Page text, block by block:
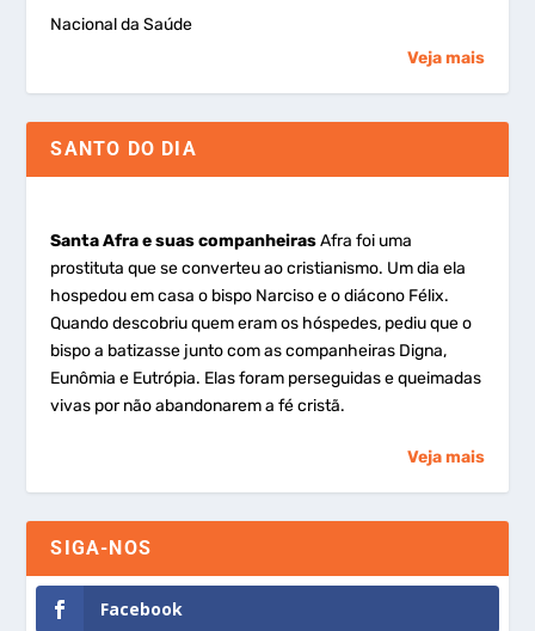
Nacional da Saúde
Veja mais
SANTO DO DIA
Santa Afra e suas companheirasAfra foi uma
prostituta que se converteu ao cristianismo. Um dia ela
hospedou em casa o bispo Narciso e o diácono Félix.
Quando descobriu quem eram os hóspedes, pediu que o
bispo a batizasse junto com as companheiras Digna,
Eunômia e Eutrópia. Elas foram perseguidas e queimadas
vivas por não abandonarem a fé cristã.
Veja mais
SIGA-NOS
Facebook